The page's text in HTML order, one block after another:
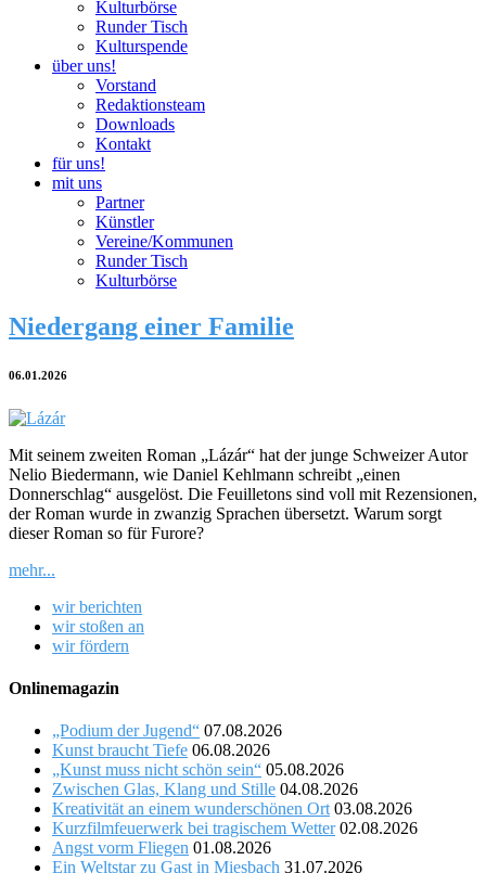
Kulturbörse
Runder Tisch
Kulturspende
über uns!
Vorstand
Redaktionsteam
Downloads
Kontakt
für uns!
mit uns
Partner
Künstler
Vereine/Kommunen
Runder Tisch
Kulturbörse
Niedergang einer Familie
06.01.2026
Mit seinem zweiten Roman „Lázár“ hat der junge Schweizer Autor
Nelio Biedermann, wie Daniel Kehlmann schreibt „einen
Donnerschlag“ ausgelöst. Die Feuilletons sind voll mit Rezensionen,
der Roman wurde in zwanzig Sprachen übersetzt. Warum sorgt
dieser Roman so für Furore?
mehr...
wir berichten
wir stoßen an
wir fördern
Onlinemagazin
„Podium der Jugend“ 07.08.2026
Kunst braucht Tiefe 06.08.2026
„Kunst muss nicht schön sein“ 05.08.2026
Zwischen Glas, Klang und Stille 04.08.2026
Kreativität an einem wunderschönen Ort 03.08.2026
Kurzfilmfeuerwerk bei tragischem Wetter 02.08.2026
Angst vorm Fliegen 01.08.2026
Ein Weltstar zu Gast in Miesbach 31.07.2026